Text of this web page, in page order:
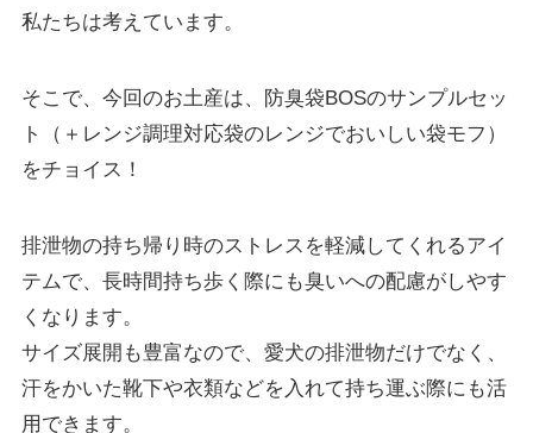
私たちは考えています。
そこで、今回のお土産は、防臭袋BOSのサンプルセッ
ト（＋レンジ調理対応袋のレンジでおいしい袋モフ）
をチョイス！
排泄物の持ち帰り時のストレスを軽減してくれるアイ
テムで、長時間持ち歩く際にも臭いへの配慮がしやす
くなります。
サイズ展開も豊富なので、愛犬の排泄物だけでなく、
汗をかいた靴下や衣類などを入れて持ち運ぶ際にも活
用できます。